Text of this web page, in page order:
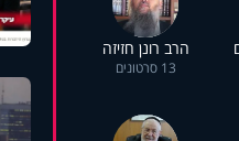
הרב רונן חזיזה
13 סרטונים